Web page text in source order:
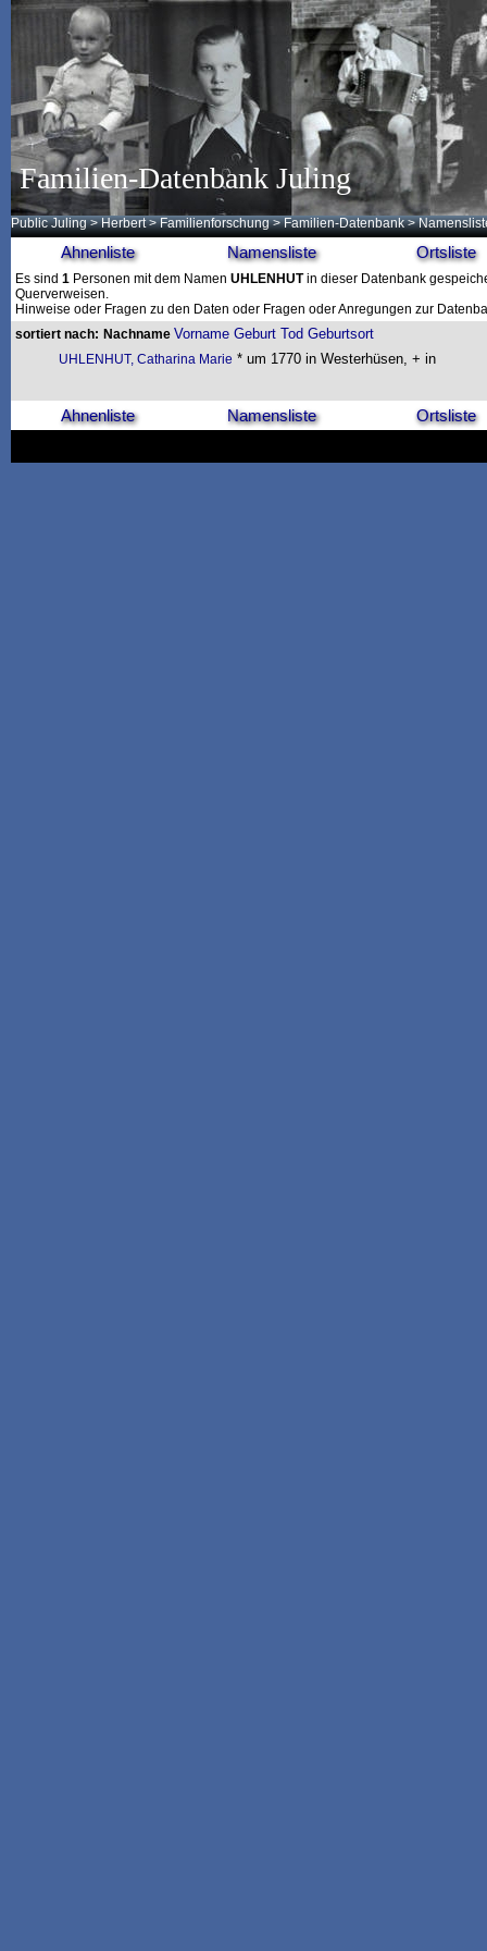
Familien-Datenbank Juling
Public Juling >Herbert >Familienforschung >Familien-Datenbank >
Ahnenliste Namensliste Ortsliste
Es sind 1 Personen mit dem Namen UHLENHUTin dieser Datenbank
Querverweisen.
Hinweise oder Fragen zu den Daten oder Fragen oder Anregungen zur
sortiert nach: Nachname Vorname Geburt Tod Geburtsort
UHLENHUT, Catharina Marie * um 1770 in Westerhüsen, + in
Ahnenliste Namensliste Ortsliste